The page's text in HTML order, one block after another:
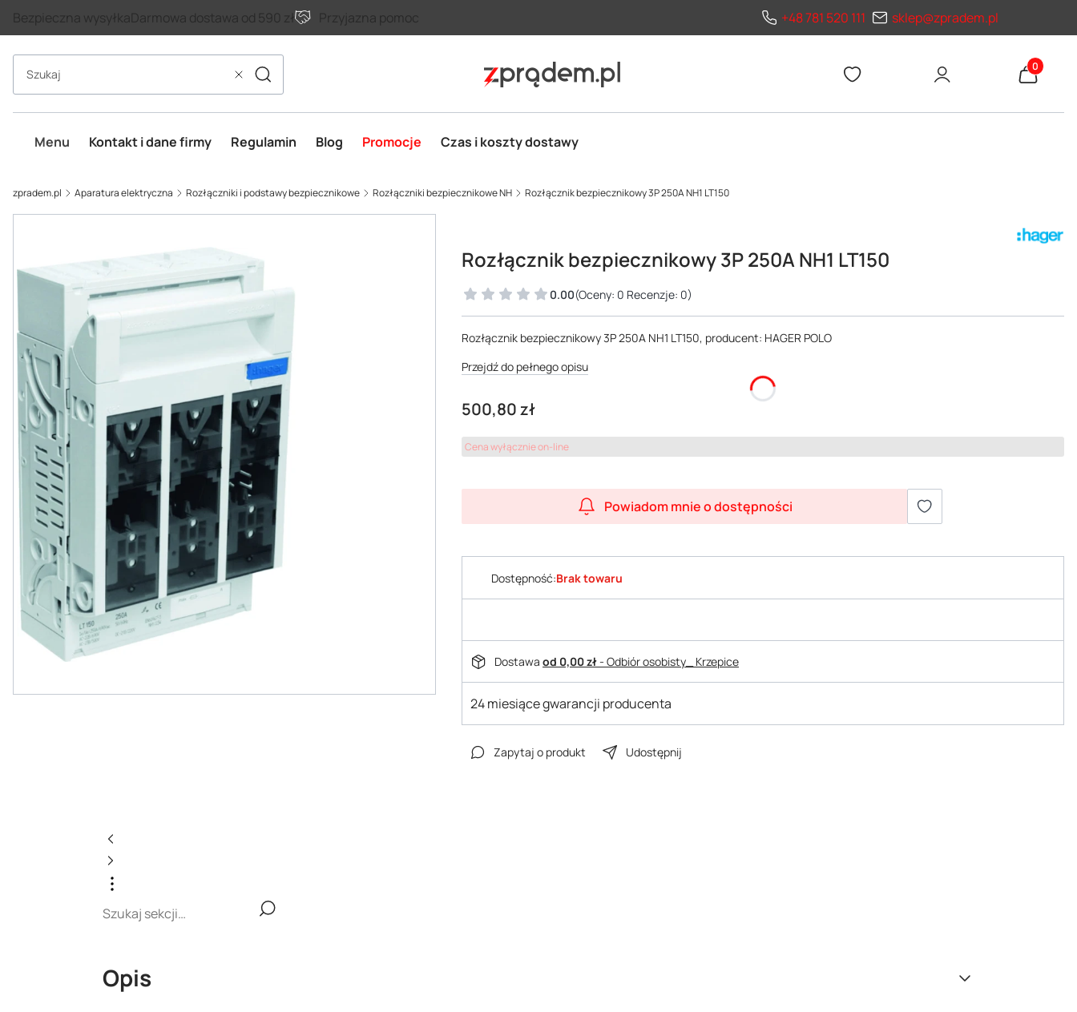
Bezpieczna wysyłkaDarmowa dostawa od 590 zł Przyjazna pomoc +48 781 520 111 sklep@zpradem.pl
WyczyśćSzukaj Produkty
Menu Kontakt i dane firmy Regulamin Blog Promocje Czas i koszty dostawy
zpradem.pl Aparatura elektryczna Rozłączniki i podstawy bezpiecznikowe Rozłączniki bezpiecznikowe NH Rozłącznik bezpiecznikowy 3P 250A NH1 LT150
Rozłącznik bezpiecznikowy 3P 250A NH1 LT150
0.00(Oceny: 0 Recenzje: 0)
Rozłącznik bezpiecznikowy 3P 250A NH1 LT150, producent: HAGER POLO
Przejdź do pełnego opisu
Cena
500,80 zł
Cena wyłącznie on-line
Powiadom mnie o dostępności
Dostępność:Brak towaru
Dostawa od 0,00 zł- Odbiór osobisty_ Krzepice
24 miesiące gwarancji producenta
Zapytaj o produkt Udostępnij
Opis